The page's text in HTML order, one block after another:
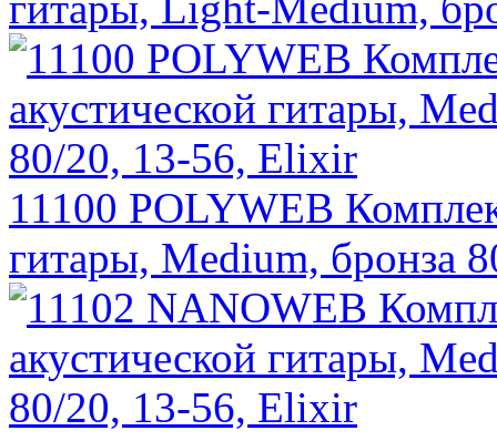
11100 POLYWEB
гитары, Medium, бронза